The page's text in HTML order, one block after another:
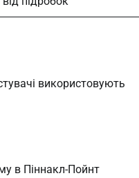
використовують
в Піннакл-Пойнт